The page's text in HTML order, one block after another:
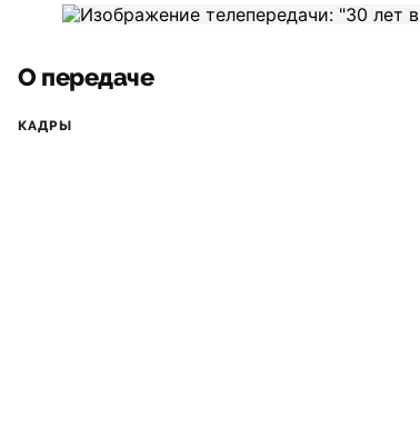
О передаче
КАДРЫ